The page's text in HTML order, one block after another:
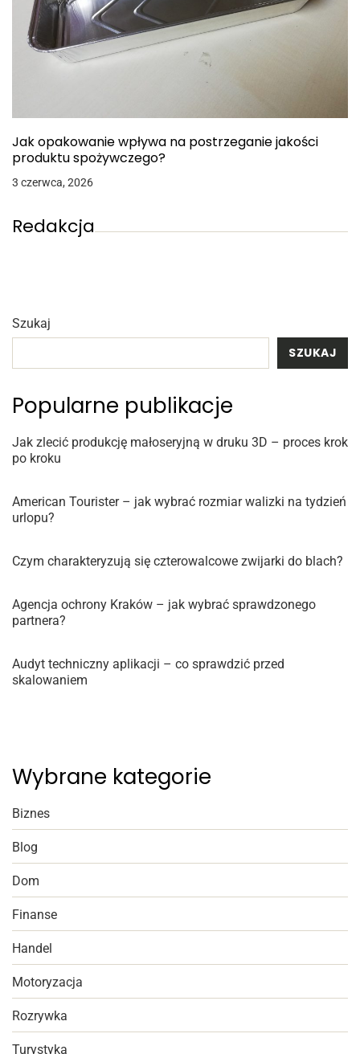
Jak opakowanie wpływa na postrzeganie jakości
produktu spożywczego?
3 czerwca, 2026
Redakcja
Szukaj
SZUKAJ
Popularne publikacje
Jak zlecić produkcję małoseryjną w druku 3D – proces krok
po kroku
American Tourister – jak wybrać rozmiar walizki na tydzień
urlopu?
Czym charakteryzują się czterowalcowe zwijarki do blach?
Agencja ochrony Kraków – jak wybrać sprawdzonego
partnera?
Audyt techniczny aplikacji – co sprawdzić przed
skalowaniem
Wybrane kategorie
Biznes
Blog
Dom
Finanse
Handel
Motoryzacja
Rozrywka
Turystyka